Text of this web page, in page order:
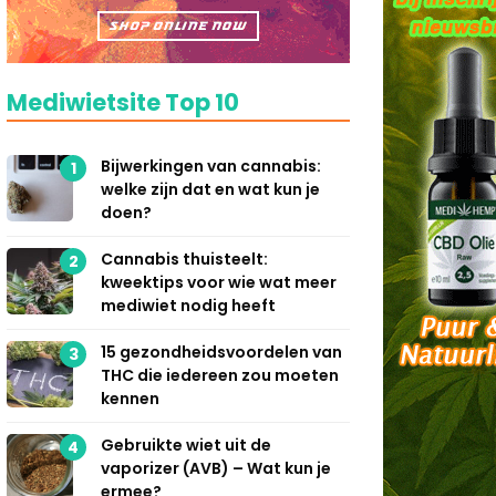
Mediwietsite Top 10
1
Bijwerkingen van cannabis:
welke zijn dat en wat kun je
doen?
2
Cannabis thuisteelt:
kweektips voor wie wat meer
mediwiet nodig heeft
3
15 gezondheidsvoordelen van
THC die iedereen zou moeten
kennen
4
Gebruikte wiet uit de
vaporizer (AVB) – Wat kun je
ermee?